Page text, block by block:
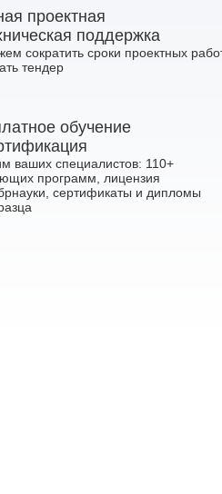
проектная
поддержка
сократить сроки проектных
тендер
обучение
ваших специалистов: 110+
программ, лицензия
сертификаты и дипломы